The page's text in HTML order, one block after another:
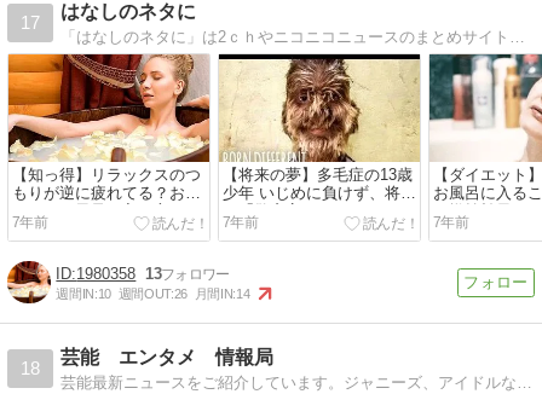
17
はなしのネタに
「はなしのネタに」は2ｃｈやニコニコニュースのまとめサイトになります。面白ネタや時事ネタを掲載しています。
【知っ得】リラックスのつ
もりが逆に疲れてる？おス
スメなお風呂の入り方
7年前
【将来の夢】多毛症の13歳
少年 いじめに負けず、将来
は「警察官になりたい」
（印）
7年前
【ダイエット
お風呂に入る
ー燃焼効果
7年前
1980358 13
週間IN:10 週間OUT:26 月間IN:14
18
芸能 エンタメ 情報局
芸能最新ニュースをご紹介しています。ジャニーズ、アイドルなどの裏話、暴露話をご紹介しています。